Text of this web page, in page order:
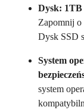
Dysk: 1TB
Zapomnij o
Dysk SSD
System
system